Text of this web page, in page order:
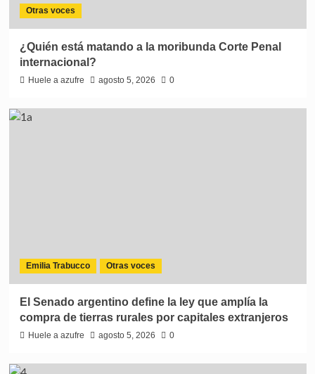
Otras voces
¿Quién está matando a la moribunda Corte Penal
internacional?
Huele a azufre agosto 5, 2026 0
Emilia Trabucco Otras voces
El Senado argentino define la ley que amplía la
compra de tierras rurales por capitales extranjeros
Huele a azufre agosto 5, 2026 0